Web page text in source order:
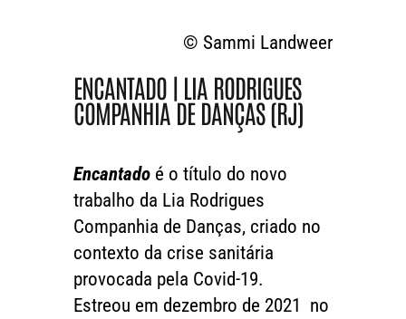
© Sammi Landweer
ENCANTADO | LIA RODRIGUES
COMPANHIA DE DANÇAS (RJ)
Encantadoé o título do novo
trabalho da Lia Rodrigues
Companhia de Danças, criado no
contexto da crise sanitária
provocada pela Covid-19.
Estreou em dezembro de 2021 no